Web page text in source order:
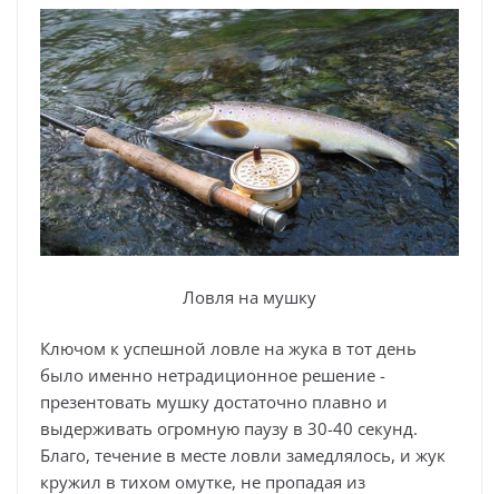
Ловля на мушку
Ключом к успешной ловле на жука в тот день
было именно нетрадиционное решение -
презентовать мушку достаточно плавно и
выдерживать огромную паузу в 30-40 секунд.
Благо, течение в месте ловли замедлялось, и жук
кружил в тихом омутке, не пропадая из